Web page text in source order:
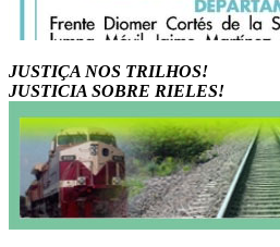
JUSTIÇA NOS TRILHOS!
JUSTICIA SOBRE RIELES!